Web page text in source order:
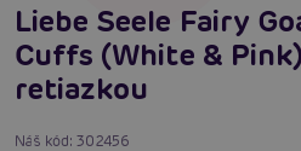
Liebe Seele Fairy
Cuffs (White &
retiazkou
Náš kód:302456